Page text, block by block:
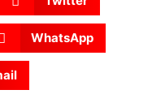
WhatsApp